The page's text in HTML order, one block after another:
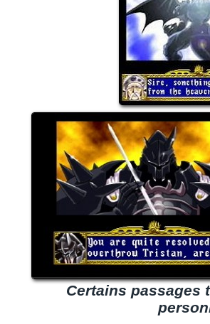
Certains passages